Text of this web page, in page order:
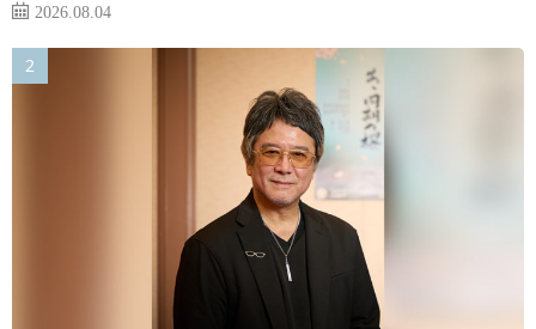
2026.08.04